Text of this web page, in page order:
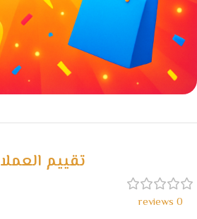
خصومات كبيرة
تقييم
0 reviews